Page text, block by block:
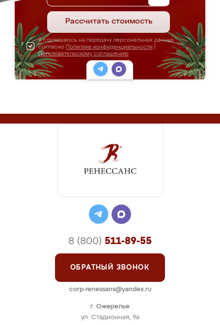
Рассчитать стоимость
Я соглашаюсь на передачу персональных данных
согласно Политике конфиденциальности
Пользовательскому соглашению
г. Ожерелье
ул. Стадионная, 9а
8 (800) 511-89-55
ОБРАТНЫЙ ЗВОНОК
corp-renessans@yandex.ru